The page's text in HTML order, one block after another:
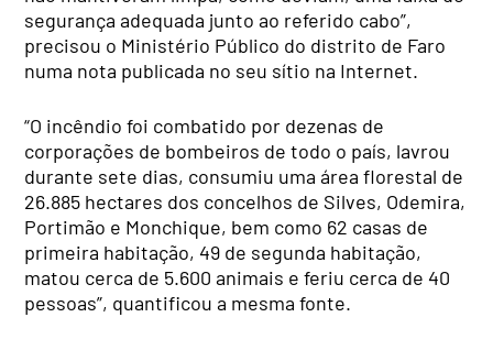
segurança adequada junto ao referido cabo”,
precisou o Ministério Público do distrito de Faro
numa nota publicada no seu sítio na Internet.
“O incêndio foi combatido por dezenas de
corporações de bombeiros de todo o país, lavrou
durante sete dias, consumiu uma área florestal de
26.885 hectares dos concelhos de Silves, Odemira,
Portimão e Monchique, bem como 62 casas de
primeira habitação, 49 de segunda habitação,
matou cerca de 5.600 animais e feriu cerca de 40
pessoas”, quantificou a mesma fonte.